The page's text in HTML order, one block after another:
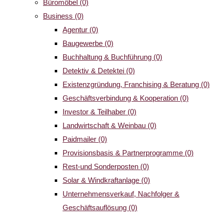
Büromöbel (0)
Business (0)
Agentur (0)
Baugewerbe (0)
Buchhaltung & Buchführung (0)
Detektiv & Detektei (0)
Existenzgründung, Franchising & Beratung (0)
Geschäftsverbindung & Kooperation (0)
Investor & Teilhaber (0)
Landwirtschaft & Weinbau (0)
Paidmailer (0)
Provisionsbasis & Partnerprogramme (0)
Rest-und Sonderposten (0)
Solar & Windkraftanlage (0)
Unternehmensverkauf, Nachfolger &
Geschäftsauflösung (0)